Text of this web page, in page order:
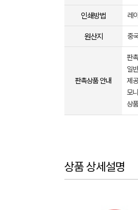
인쇄방법 레
원산지 중
판촉상품 안내
판
일
제
모
상
상품 상세설명